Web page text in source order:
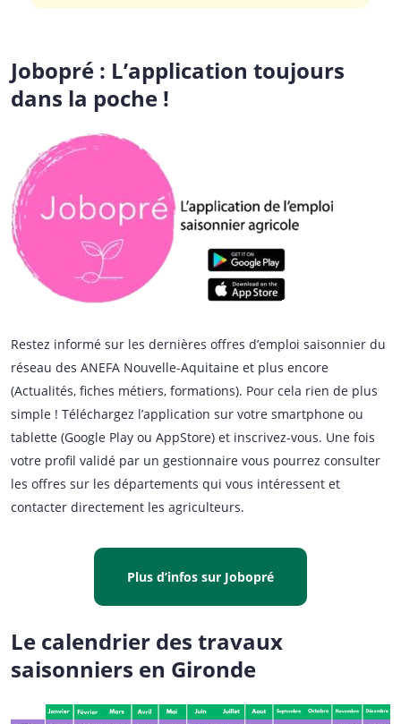
Jobopré : L’application toujours
dans la poche !
Restez informé sur les dernières offres d’emploi saisonnier du
réseau des ANEFA Nouvelle-Aquitaine et plus encore
(Actualités, fiches métiers, formations). Pour cela rien de plus
simple ! Téléchargez l’application sur votre smartphone ou
tablette (Google Play ou AppStore) et inscrivez-vous. Une fois
votre profil validé par un gestionnaire vous pourrez consulter
les offres sur les départements qui vous intéressent et
contacter directement les agriculteurs.
Plus d’infos sur Jobopré
Le calendrier des travaux
saisonniers en Gironde